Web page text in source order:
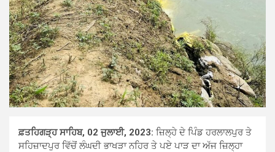
ਫ਼ਤਹਿਗੜ੍ਹ ਸਾਹਿਬ, 02 ਜੁਲਾਈ, 2023: ਜ਼ਿਲ੍ਹੇ ਦੇ ਪਿੰਡ ਹਰਲਾਲਪੁਰ ਤੇ
ਸਹਿਜ਼ਾਦਪੁਰ ਵਿੱਚੋਂ ਲੰਘਦੀ ਭਾਖੜਾ ਨਹਿਰ ਤੇ ਪਏ ਪਾੜ ਦਾ ਅੱਜ ਜ਼ਿਲ੍ਹਾ